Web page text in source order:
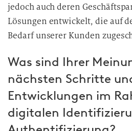
jedoch auch deren
Lösungen entwickelt, die auf
Bedarf unserer Kunden
Was sind Ihrer
nächsten Schritte
Entwicklungen im
digitalen